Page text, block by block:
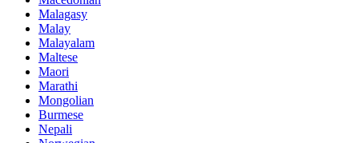
Malagasy
Malay
Malayalam
Maltese
Maori
Marathi
Mongolian
Burmese
Nepali